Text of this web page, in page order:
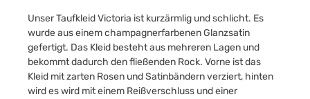
Unser Taufkleid Victoria ist kurzärmlig und schlicht. Es
wurde aus einem champagnerfarbenen Glanzsatin
gefertigt. Das Kleid besteht aus mehreren Lagen und
bekommt dadurch den fließenden Rock. Vorne ist das
Kleid mit zarten Rosen und Satinbändern verziert, hinten
wird es wird mit einem Reißverschluss und einer